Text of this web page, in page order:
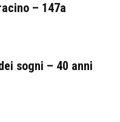
– 147a
sogni – 40 anni